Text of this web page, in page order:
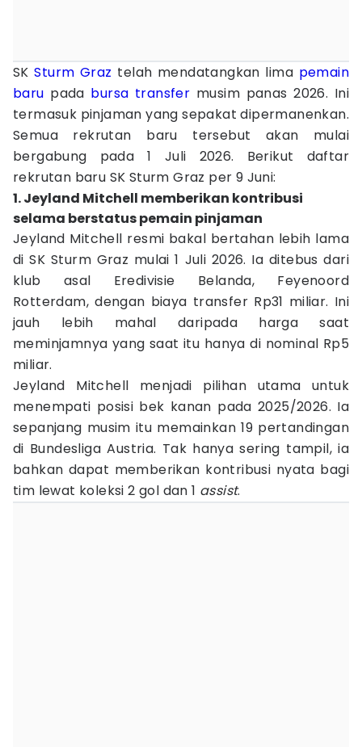
SKSturm Graz telah mendatangkan lima pemain
baru pada bursa transfer musim panas 2026. Ini
termasuk pinjaman yang sepakat dipermanenkan.
Semua rekrutan baru tersebut akan mulai
bergabung pada 1 Juli 2026. Berikut daftar
rekrutan baru SK Sturm Graz per 9 Juni:
1. Jeyland Mitchell memberikan kontribusi
selama berstatus pemain pinjaman
Jeyland Mitchell resmi bakal bertahan lebih lama
di SK Sturm Graz mulai 1 Juli 2026. Ia ditebus dari
klub asal Eredivisie Belanda, Feyenoord
Rotterdam, dengan biaya transfer Rp31 miliar. Ini
jauh lebih mahal daripada harga saat
meminjamnya yang saat itu hanya di nominal Rp5
miliar.
Jeyland Mitchell menjadi pilihan utama untuk
menempati posisi bek kanan pada 2025/2026. Ia
sepanjang musim itu memainkan 19 pertandingan
di Bundesliga Austria. Tak hanya sering tampil, ia
bahkan dapat memberikan kontribusi nyata bagi
tim lewat koleksi 2 gol dan 1 assist.